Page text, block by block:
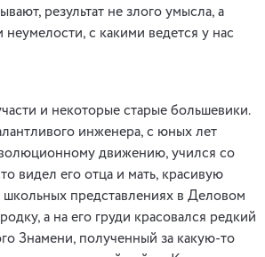
результат не злого умысла, а
с какими ведется у нас
и некоторые старые большевики.
инженера, с юных лет
движению, учился со
видел его отца и мать, красивую
представлениях в Деловом
а на его груди красовался редкий
Знамени, полученный за какую-то